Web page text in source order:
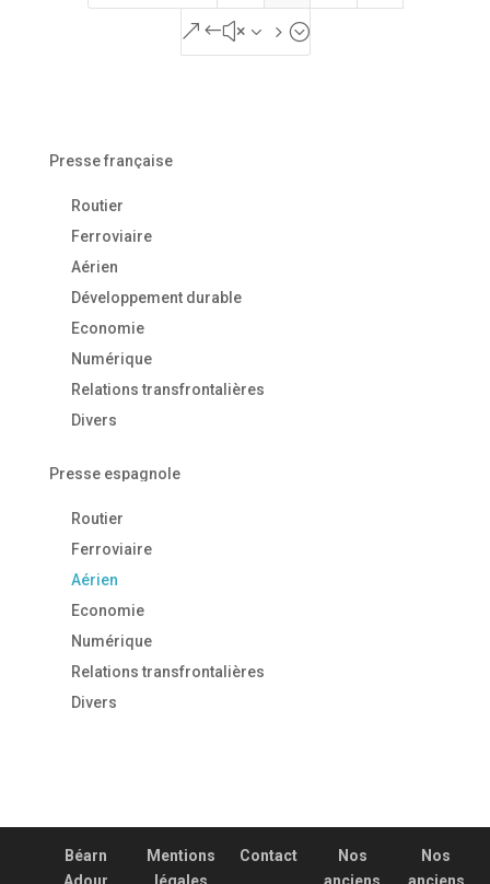
&#x35;
Presse française
Routier
Ferroviaire
Aérien
Développement durable
Economie
Numérique
Relations transfrontalières
Divers
Presse espagnole
Routier
Ferroviaire
Aérien
Economie
Numérique
Relations transfrontalières
Divers
Béarn
Adour
Mentions
légales
Contact
Nos
anciens
Nos
anciens